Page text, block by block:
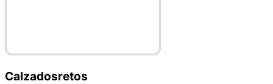
Calzadosretos